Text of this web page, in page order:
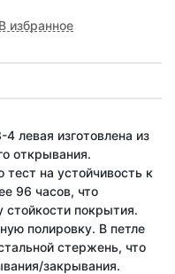
В избранное
левая изготовлена из
открывания.
на устойчивость к
96 часов, что
покрытия.
полировку. В петле
стержень, что
закрывания.